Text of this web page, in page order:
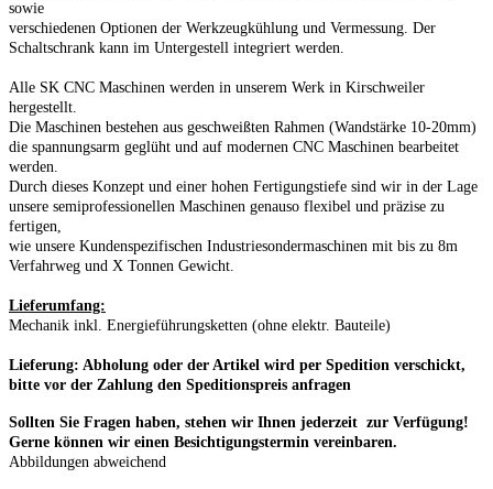
sowie
verschiedenen Optionen der Werkzeugkühlung und Vermessung. Der
Schaltschrank kann im Untergestell integriert werden.
Alle SK CNC Maschinen werden in unserem Werk in Kirschweiler
hergestellt.
Die Maschinen bestehen aus geschweißten Rahmen (Wandstärke 10-20mm)
die spannungsarm geglüht und auf modernen CNC Maschinen bearbeitet
werden.
Durch dieses Konzept und einer hohen Fertigungstiefe sind wir in der Lage
unsere semiprofessionellen Maschinen genauso flexibel und präzise zu
fertigen,
wie unsere Kundenspezifischen Industriesondermaschinen mit bis zu 8m
Verfahrweg und X Tonnen Gewicht.
Lieferumfang:
Mechanik inkl. Energieführungsketten (ohne elektr. Bauteile)
Lieferung: Abholung oder der Artikel wird per Spedition verschickt,
bitte vor der Zahlung den Speditionspreis anfragen
Sollten Sie Fragen haben, stehen wir Ihnen jederzeit zur Verfügung!
Gerne können wir einen Besichtigungstermin vereinbaren.
Abbildungen abweichend